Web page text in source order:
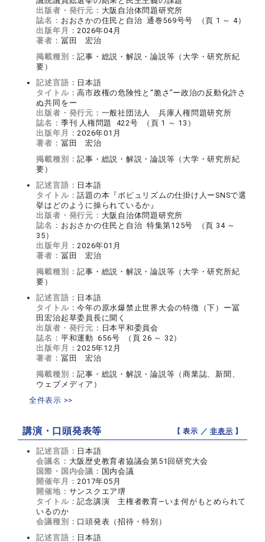
出版者・発行元： 大阪自治体問題研究所
誌名： おおさかの住民と自治 通巻569号号 （頁 1 ～ 4）
出版年月：2026年04月
著者： 冨田 宏治
掲載種別：記事・総説・解説・論説等（大学・研究所紀
要）
記述言語： 日本語
タイトル：高市政権の危険性と“脆さ”ー政治の反動化許さ
ぬ共同をー
出版者・発行元： 一般社団法人 兵庫人権問題研究所
誌名： 季刊 人権問題 422号 （頁 1 ～ 13）
出版年月：2026年01月
著者： 冨田 宏治
掲載種別：記事・総説・解説・論説等（大学・研究所紀
要）
記述言語： 日本語
タイトル：話題の本『ポピュリズムの仕掛け人ーSNSで選
挙はどのように操られているか』
出版者・発行元： 大阪自治体問題研究所
誌名： おおさかの住民と自治 特集第125号 （頁 34 ～
35）
出版年月：2026年01月
著者： 冨田 宏治
掲載種別：記事・総説・解説・論説等（大学・研究所紀
要）
記述言語： 日本語
タイトル：今年の原水爆禁止世界大会の特徴（下）ー冨
田宏治起草委員長に聞く
出版者・発行元： 日本平和委員会
誌名： 平和運動 656号 （頁 26 ～ 32）
出版年月：2025年12月
著者： 冨田 宏治
掲載種別：記事・総説・解説・論説等（商業誌、新聞、
ウェブメディア）
全件表示 >>
講演・口頭発表等 【 表示 ／非表示 】
記述言語： 日本語
会議名： 大阪歴史教育者協議会第51回研究大会
国際・国内会議： 国内会議
開催年月：2017年05月
開催地： サンスクエア堺
タイトル：記念講演 主権者教育―いま何がもとめられて
いるのか
会議種別： 口頭発表（招待・特別）
記述言語： 日本語